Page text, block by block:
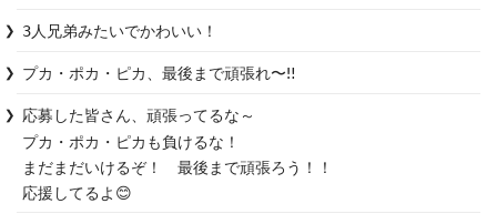
3人兄弟みたいでかわいい！
プカ・ポカ・ピカ、最後まで頑張れ〜‼️
応募した皆さん、頑張ってるな～
プカ・ポカ・ピカも負けるな！
まだまだいけるぞ！　最後まで頑張ろう！！
応援してるよ😊